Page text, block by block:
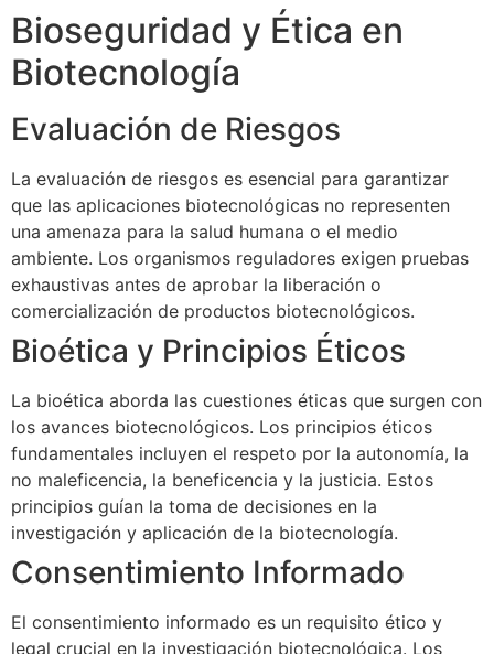
Bioseguridad y Ética en
Biotecnología
Evaluación de Riesgos
La evaluación de riesgos es esencial para garantizar
que las aplicaciones biotecnológicas no representen
una amenaza para la salud humana o el medio
ambiente. Los organismos reguladores exigen pruebas
exhaustivas antes de aprobar la liberación o
comercialización de productos biotecnológicos.
Bioética y Principios Éticos
La bioética aborda las cuestiones éticas que surgen con
los avances biotecnológicos. Los principios éticos
fundamentales incluyen el respeto por la autonomía, la
no maleficencia, la beneficencia y la justicia. Estos
principios guían la toma de decisiones en la
investigación y aplicación de la biotecnología.
Consentimiento Informado
El consentimiento informado es un requisito ético y
legal crucial en la investigación biotecnológica. Los